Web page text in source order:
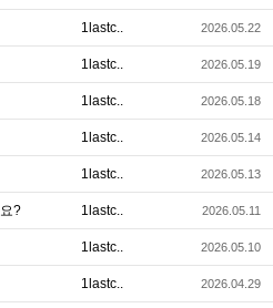
1lastc.. 2026.05.22
1lastc.. 2026.05.19
1lastc.. 2026.05.18
1lastc.. 2026.05.14
1lastc.. 2026.05.13
? 1lastc.. 2026.05.11
1lastc.. 2026.05.10
1lastc.. 2026.04.29